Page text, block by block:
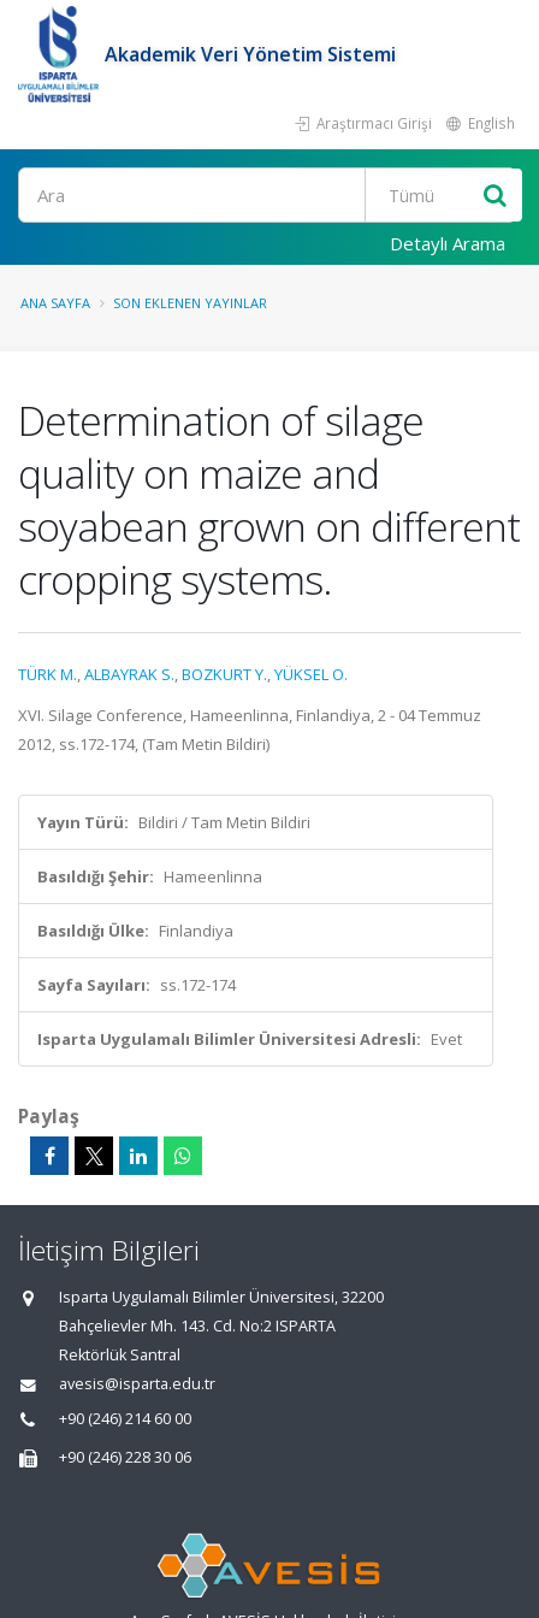
Akademik Veri Yönetim Sistemi
Araştırmacı Girişi English
Ara
Detaylı Arama
ANA SAYFA SON EKLENEN YAYINLAR
Determination of silage
quality on maize and
soyabean grown on different
cropping systems.
TÜRK M.,ALBAYRAK S.,BOZKURT Y.,YÜKSEL O.
XVI. Silage Conference, Hameenlinna, Finlandiya, 2 - 04 Temmuz
2012, ss.172-174, (Tam Metin Bildiri)
Yayın Türü: Bildiri / Tam Metin Bildiri
Basıldığı Şehir: Hameenlinna
Basıldığı Ülke: Finlandiya
Sayfa Sayıları: ss.172-174
Isparta Uygulamalı Bilimler Üniversitesi Adresli: Evet
Paylaş
İletişim Bilgileri
Isparta Uygulamalı Bilimler Üniversitesi, 32200
Bahçelievler Mh. 143. Cd. No:2 ISPARTA
Rektörlük Santral
avesis@isparta.edu.tr
+90 (246) 214 60 00
+90 (246) 228 30 06